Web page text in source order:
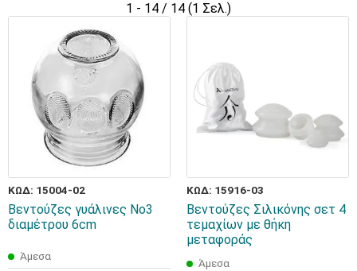
1 - 14 / 14 (1 Σελ.)
ΚΩΔ: 15004-02
Βεντούζες γυάλινες Νο3
διαμέτρου 6cm
Άμεσα
ΚΩΔ: 15916-03
Βεντούζες Σιλικόνης σετ 4
τεμαχίων με θήκη
μεταφοράς
Άμεσα